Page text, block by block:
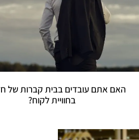
האם אתם עובדים בבית קברות של
בחוויית לקוח?